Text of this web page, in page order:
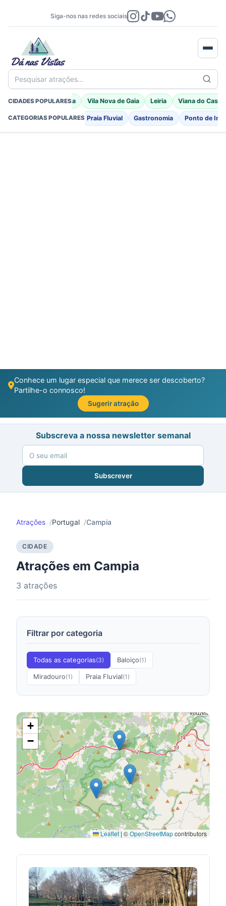
Siga-nos nas redes sociais
Pesquisar atrações...
CIDADES POPULARES
Porto Moniz Braga Vila Nova de Gaia Leiria Viana do
CATEGORIAS POPULARES
Fortificações Igreja Praia Fluvial Gastronomia Ponto de
Conhece um lugar especial que merece ser descoberto?
Partilhe-o connosco!
Sugerir atração
Subscreva a nossa newsletter semanal
Subscrever
Atrações Portugal Campia
CIDADE
Atrações em Campia
3 atrações
Filtrar por categoria
Todas as categorias(3) Baloiço(1)
Miradouro(1) Praia Fluvial(1)
+
−
Leaflet|©OpenStreetMapcontributors